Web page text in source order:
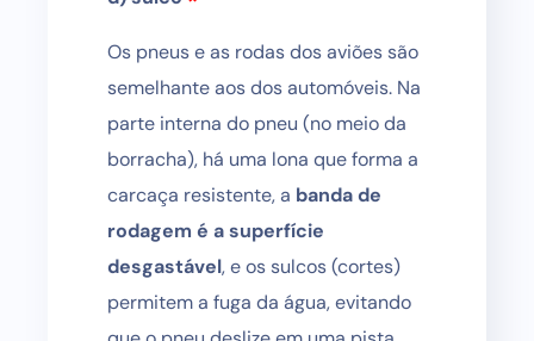
Os pneus e as rodas dos aviões são
semelhante aos dos automóveis. Na
parte interna do pneu (no meio da
borracha), há uma lona que forma a
carcaça resistente, a banda de
rodagem é a superfície
desgastável, e os sulcos (cortes)
permitem a fuga da água, evitando